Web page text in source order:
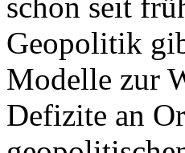
schon seit
Geopolitik
Modelle zur
Defizite an